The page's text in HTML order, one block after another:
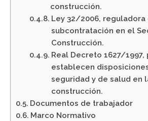
construcción.
Ley 32/2006, reguladora
subcontratación en el
Construcción.
Real Decreto 1627/
establecen
seguridad y de salud en
construcción.
Documentos de trabajador
Marco Normativo